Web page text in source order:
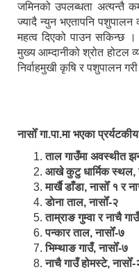
जमिनको उपलब्धता अत्यन्तै
ज्यादै न्युन भएतापनि
महत्व दिएको पाउन सकिन्छ ।
मुख्य आम्दानीको श्रोत होटल
निर्वाहमुखी कृषि र पशुपालन
नासोँ गा.पा.मा भएका
ताल गाउँमा अवस्थीत
आखे कुटु धार्मिक स्थल,
मार्खै डाँडा, नासोँ १ र
डाेना ताल, नासोँ-२
ताम्राङ गुम्वा र नाचै
पन्कार ताल, नासोँ-७
भिम्थाङ गाउँ, नासोँ-७
नाचै गाउँ होमस्टे, नासोँ-